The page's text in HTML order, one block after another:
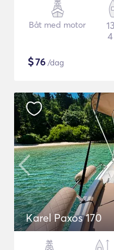
Båt med motor
$76 /dag
Karel Paxos 170